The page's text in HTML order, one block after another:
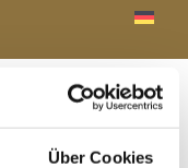
Über Cookies
a Menü